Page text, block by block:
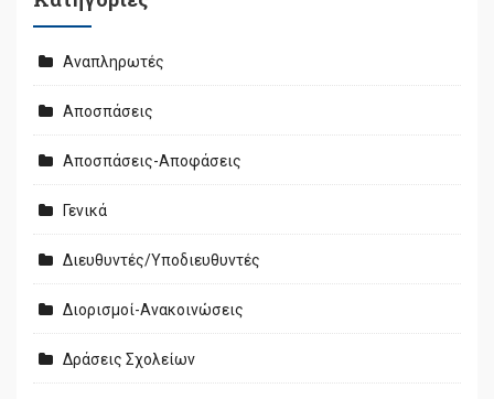
Αναπληρωτές
Αποσπάσεις
Αποσπάσεις-Αποφάσεις
Γενικά
Διευθυντές/Υποδιευθυντές
Διορισμοί-Ανακοινώσεις
Δράσεις Σχολείων